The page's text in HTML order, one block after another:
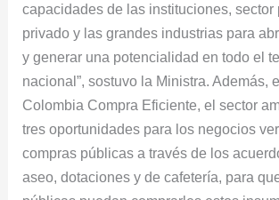
capacidades de las instituciones, sector
privado y las grandes industrias para
y generar una potencialidad en todo el
nacional”, sostuvo la Ministra. Además,
Colombia Compra Eficiente, el sector
tres oportunidades para los negocios
compras públicas a través de los
aseo, dotaciones y de cafetería, para